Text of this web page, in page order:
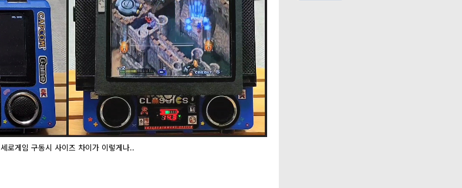
세로게임 구동시 사이즈 차이가 이렇게나..